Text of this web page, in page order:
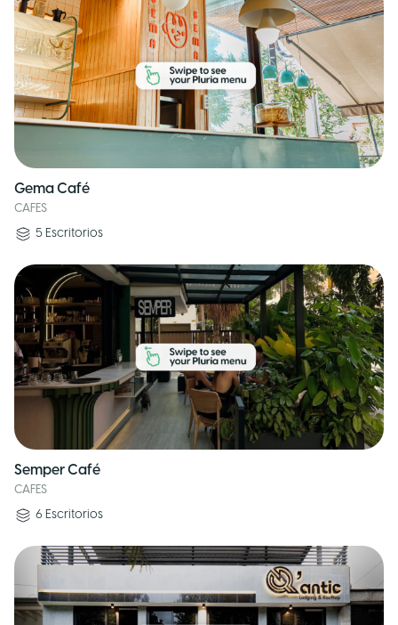
Gema Café
CAFES
5 Escritorios
Semper Café
CAFES
6 Escritorios